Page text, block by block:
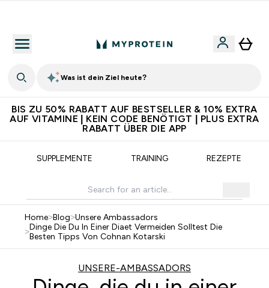
Was ist dein Ziel heute?
BIS ZU 50% RABATT AUF BESTSELLER & 10% EXTRA
AUF VITAMINE | KEIN CODE BENÖTIGT | PLUS EXTRA
RABATT ÜBER DIE APP
SUPPLEMENTE TRAINING REZEPTE
Home>Blog>Unsere Ambassadors
>Dinge Die Du In Einer Diaet Vermeiden Solltest Die
Besten Tipps Von Cohnan Kotarski
UNSERE-AMBASSADORS